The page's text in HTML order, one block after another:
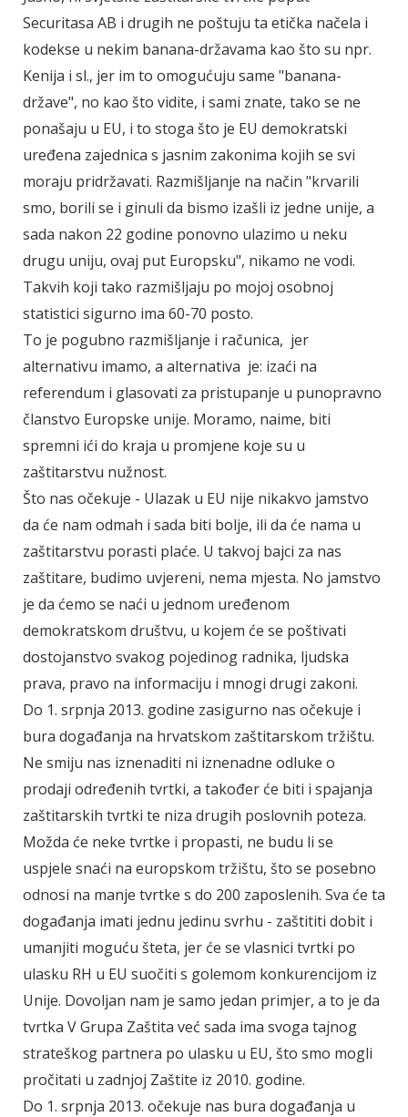
Securitasa AB i drugih ne poštuju ta etička načela i
kodekse u nekim banana-državama kao što su npr.
Kenija i sl., jer im to omogućuju same "banana-
države", no kao što vidite, i sami znate, tako se ne
ponašaju u EU, i to stoga što je EU demokratski
uređena zajednica s jasnim zakonima kojih se svi
moraju pridržavati. Razmišljanje na način "krvarili
smo, borili se i ginuli da bismo izašli iz jedne unije, a
sada nakon 22 godine ponovno ulazimo u neku
drugu uniju, ovaj put Europsku", nikamo ne vodi.
Takvih koji tako razmišljaju po mojoj osobnoj
statistici sigurno ima 60-70 posto.
To je pogubno razmišljanje i računica, jer
alternativu imamo, a alternativa je: izaći na
referendum i glasovati za pristupanje u punopravno
članstvo Europske unije. Moramo, naime, biti
spremni ići do kraja u promjene koje su u
zaštitarstvu nužnost.
Što nas očekuje - Ulazak u EU nije nikakvo jamstvo
da će nam odmah i sada biti bolje, ili da će nama u
zaštitarstvu porasti plaće. U takvoj bajci za nas
zaštitare, budimo uvjereni, nema mjesta. No jamstvo
je da ćemo se naći u jednom uređenom
demokratskom društvu, u kojem će se poštivati
dostojanstvo svakog pojedinog radnika, ljudska
prava, pravo na informaciju i mnogi drugi zakoni.
Do 1. srpnja 2013. godine zasigurno nas očekuje i
bura događanja na hrvatskom zaštitarskom tržištu.
Ne smiju nas iznenaditi ni iznenadne odluke o
prodaji određenih tvrtki, a također će biti i spajanja
zaštitarskih tvrtki te niza drugih poslovnih poteza.
Možda će neke tvrtke i propasti, ne budu li se
uspjele snaći na europskom tržištu, što se posebno
odnosi na manje tvrtke s do 200 zaposlenih. Sva će ta
događanja imati jednu jedinu svrhu - zaštititi dobit i
umanjiti moguću šteta, jer će se vlasnici tvrtki po
ulasku RH u EU suočiti s golemom konkurencijom iz
Unije. Dovoljan nam je samo jedan primjer, a to je da
tvrtka V Grupa Zaštita već sada ima svoga tajnog
strateškog partnera po ulasku u EU, što smo mogli
pročitati u zadnjoj Zaštite iz 2010. godine.
Do 1. srpnja 2013. očekuje nas bura događanja u